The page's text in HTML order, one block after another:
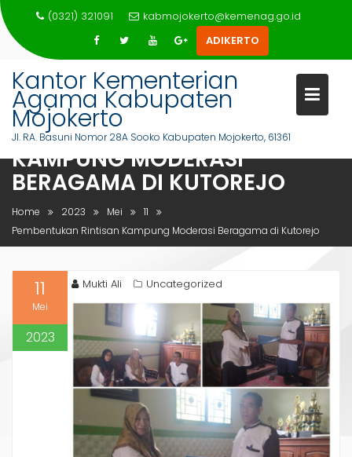
Skip
to
content
(0321) 321091
kabmojokerto@kemenag.go.id
ADIKERTO
Kantor Kementerian
Agama Kabupaten
Mojokerto
Jl. RA. Basuni Nomor 28A Sooko Kabupaten Mojokerto, 61361
PEMBENTUKAN RINTISAN
KAMPUNG MODERASI
BERAGAMA DI KUTOREJO
Home 2023 Mei
11
Pembentukan Rintisan Kampung Moderasi Beragama di Kutorejo
11
Mei
2023
Mukti Ali Uncategorized